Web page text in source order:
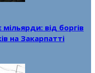
від боргів
на Закарпатті